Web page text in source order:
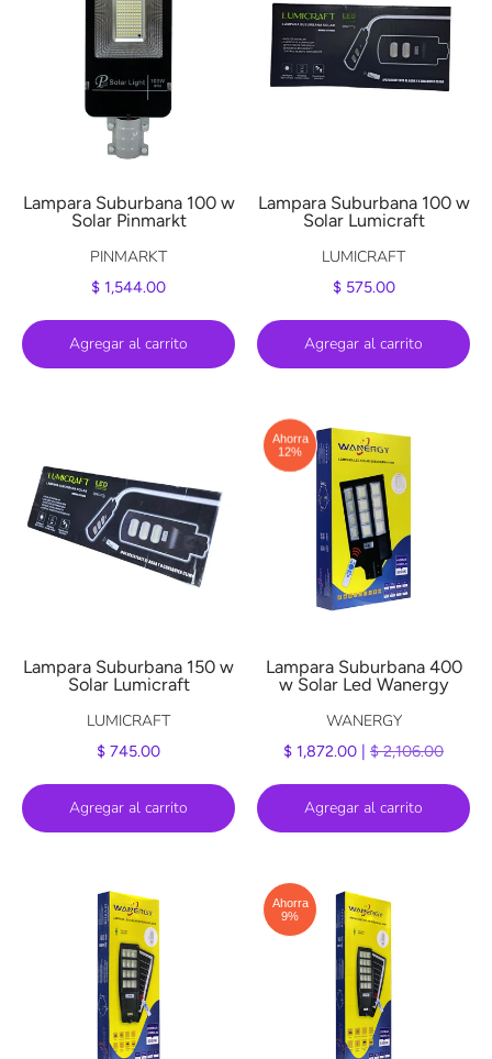
Lampara Suburbana 100 w
Solar Pinmarkt
PINMARKT
$ 1,544.00
Agregar al carrito
Lampara Suburbana 100 w
Solar Lumicraft
LUMICRAFT
$ 575.00
Agregar al carrito
Lampara Suburbana 150 w
Solar Lumicraft
LUMICRAFT
$ 745.00
Agregar al carrito
Ahorra
12%
Lampara Suburbana 400
w Solar Led Wanergy
WANERGY
$ 1,872.00 | $ 2,106.00
Agregar al carrito
Ahorra
9%